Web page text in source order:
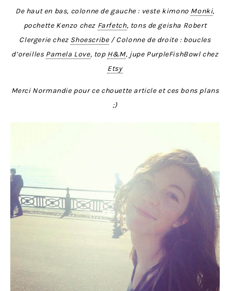
De haut en bas, colonne de gauche : veste kimono Monki,
pochette Kenzo chez Farfetch, tons de geisha Robert
Clergerie chez Shoescribe/ Colonne de droite : boucles
d’oreilles Pamela Love, top H&M, jupe PurpleFishBowl chez
Etsy
Merci Normandie pour ce chouette article et ces bons plans
;)